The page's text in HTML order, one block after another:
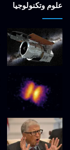
علوم وتكنولوجيا